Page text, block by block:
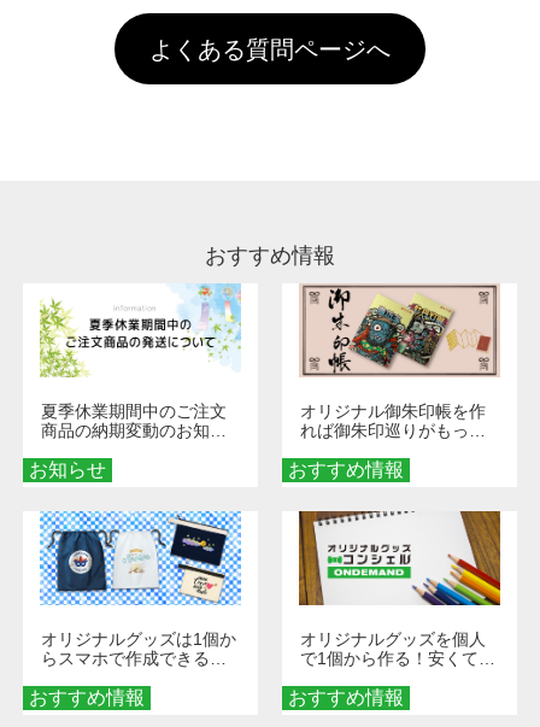
頂いても、ログインがされていなければ、ラン
クにカウントがされません。
害な性質で、水洗いで落とすことが可能です。
お手数ですが、お客様ご自身にて着用前に落と
していただけますようお願いいたします。※1
通常注文・直送機能でのご注文に関わらず、前
引」などによるお値引きで4,000円未満になる
場合は送料がかかりますので、ご注意くださ
い。
よくある質問ページへ
おすすめ情報
お知らせ
夏季休業期間中のご注文
商品の納期変動のお知ら
おすすめ情報
オリジナル御朱印帳を作
れば御朱印巡りがもっと
ダーメイドする魅力と選
び方
おすすめ情報
オリジナルグッズは1個か
らスマホで作成できる！
くなる巾着＆ポーチ活用
術
おすすめ情報
オリジナルグッズを個人
で1個から作る！安くて簡
秘訣